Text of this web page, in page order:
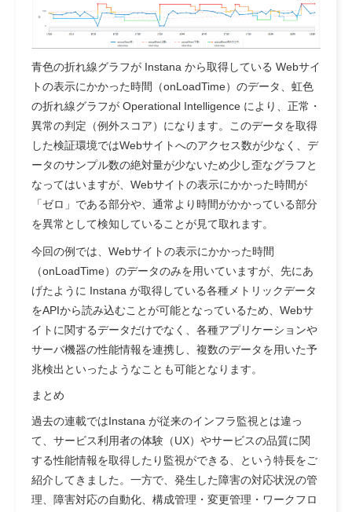
青色の折れ線グラフが Instana から取得している Webサイ
トの表示にかかった時間（onLoadTime）のデータ、虹色
の折れ線グラフが Operational Intelligence により、正常・
異常の判定（例外スコア）になります。このデータを取得
した検証環境ではWebサイトへのアクセス数が少なく、デ
ータのサンプル数の絶対量が少ないため少し歪なグラフと
なってはいますが、Webサイトの表示にかかった時間が
「ゼロ」である部分や、通常より時間がかかっている部分
を異常として検知していることが見て取れます。
今回の例では、Webサイトの表示にかかった時間
（onLoadTime）のデータのみを用いていますが、先にあ
げたように Instana が取得している各種メトリックデータ
をAPIから読み込むことが可能となっているため、Webサ
イトに関するデータだけでなく、各種アプリケーションや
サーバ機器の性能情報を連携し、複数のデータを用いた予
兆検出といったようなことも可能となります。
まとめ
過去の連載ではInstana が従来のインフラ監視とは違っ
て、サービス利用者の体験（UX）やサービスの品質に関
する性能情報を取得したり監視ができる、という特長をご
紹介してきました。一方で、発生した障害の対応状況の管
理、障害対応の自動化、構成管理・変更管理・ワークフロ